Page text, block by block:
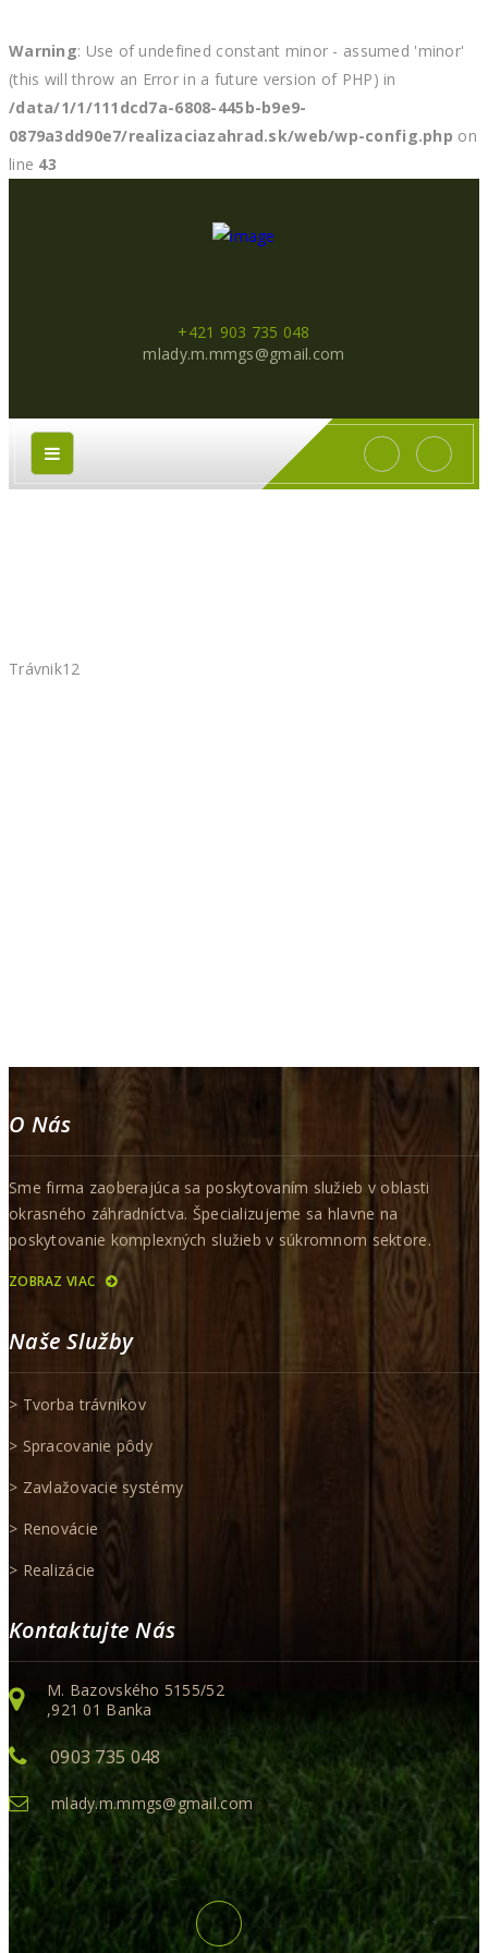
Warning: Use of undefined constant minor - assumed 'minor'
(this will throw an Error in a future version of PHP) in
/data/1/1/111dcd7a-6808-445b-b9e9-
0879a3dd90e7/realizaciazahrad.sk/web/wp-config.php on
line 43
+421 903 735 048
mlady.m.mmgs@gmail.com
Trávnik12
O Nás
Sme firma zaoberajúca sa poskytovaním služieb v oblasti
okrasného záhradníctva. Špecializujeme sa hlavne na
poskytovanie komplexných služieb v súkromnom sektore.
ZOBRAZ VIAC
Naše Služby
> Tvorba trávnikov
> Spracovanie pôdy
> Zavlažovacie systémy
> Renovácie
> Realizácie
Kontaktujte Nás
M. Bazovského 5155/52
,921 01 Banka
0903 735 048
mlady.m.mmgs@gmail.com